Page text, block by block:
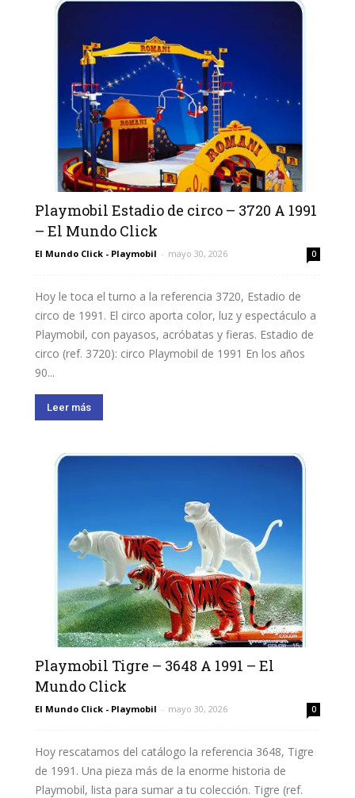
Playmobil Estadio de circo – 3720 A 1991
– El Mundo Click
El Mundo Click - Playmobil - mayo 30, 2026 0
Hoy le toca el turno a la referencia 3720, Estadio de
circo de 1991. El circo aporta color, luz y espectáculo a
Playmobil, con payasos, acróbatas y fieras. Estadio de
circo (ref. 3720): circo Playmobil de 1991 En los años
90...
Leer más
Playmobil Tigre – 3648 A 1991 – El
Mundo Click
El Mundo Click - Playmobil - mayo 30, 2026 0
Hoy rescatamos del catálogo la referencia 3648, Tigre
de 1991. Una pieza más de la enorme historia de
Playmobil, lista para sumar a tu colección. Tigre (ref.